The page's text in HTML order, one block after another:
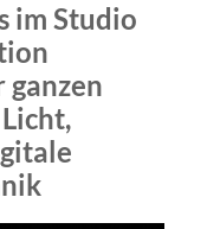
im Studio
ganzen